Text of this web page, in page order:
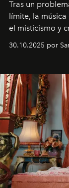
Tras un
límite, la
el misticismo y
30.10.2025 por